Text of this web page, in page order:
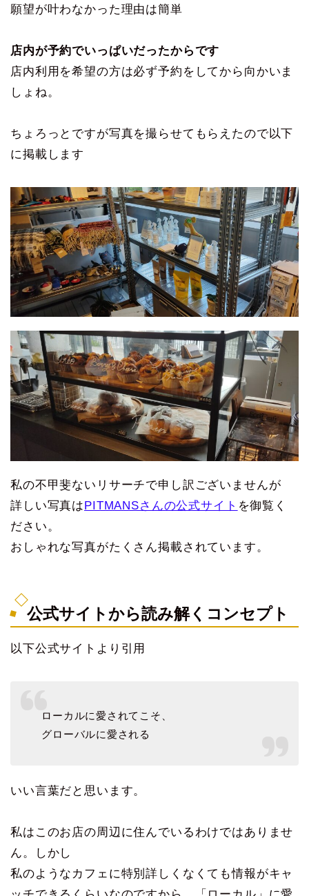
願望が叶わなかった理由は簡単
店内が予約でいっぱいだったからです
店内利用を希望の方は必ず予約をしてから向かいま
しょね。
ちょろっとですが写真を撮らせてもらえたので以下
に掲載します
私の不甲斐ないリサーチで申し訳ございませんが
詳しい写真はPITMANSさんの公式サイト を御覧く
ださい。
おしゃれな写真がたくさん掲載されています。
公式サイトから読み解くコンセプト
以下公式サイトより引用
ローカルに愛されてこそ、
グローバルに愛される
いい言葉だと思います。
私はこのお店の周辺に住んでいるわけではありませ
ん。しかし
私のようなカフェに特別詳しくなくても情報がキャ